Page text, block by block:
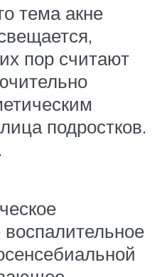
тема акне
пор считают
подростков.